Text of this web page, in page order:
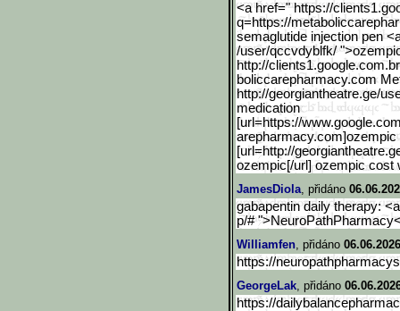
<a href=" https://
q=https://
semaglutide injection pen
/user/qccvdyblfk/
http://clients1.google.co
boliccarepharmacy.com
http://georgiantheatre.ge/
medication
[url=https://www.google.c
[url=http://
ozempic[/url] ozempic cost
JamesDiola, přidáno
gabapentin daily therapy:
p/#
Williamfen, přidáno
https://
GeorgeLak, přidáno
https://